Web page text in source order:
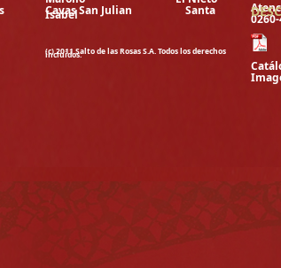
Cavas San Julian Santa
Isabel
(c) 2011 Salto de las Rosas S.A. Todos los derechos
incluidos.